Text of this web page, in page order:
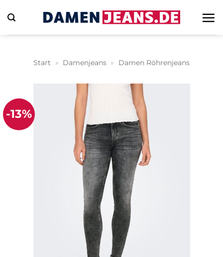
Inhalt
springen
Start » Damenjeans » Damen Röhrenjeans
-13%